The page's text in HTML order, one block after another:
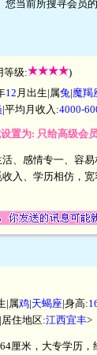
您当前所搜寻会员
等级:
)
12 月出生|属兔 |魔羯
|平均月收入:4000-
置为: 只给高级会
、感情专一、容
入、学历相仿，
|属鸡|天蝎座|身高:
|居住地区:江西宜丰>
厘米，大专学历